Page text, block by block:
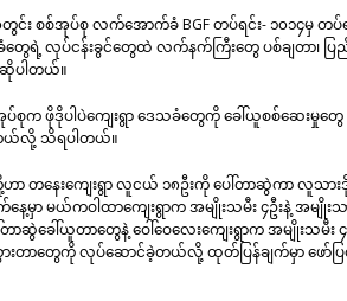
စစ်အုပ်စု လက်အောက်ခံ BGF တပ်ရင်း- ၁၀၁၄မှ တပ်ရ
တွေရဲ့ လုပ်ငန်းခွင်တွေထဲ လက်နက်ကြီးတွေ ပစ်ချတာ၊ ပ
ပါတယ်။
စုက ဖိုဒိုပါပဲကျေးရွာ ဒေသခံတွေကို ခေါ်ယူစစ်ဆေးမှုတွေ
တယ်လို့ သိရပါတယ်။
တနေးကျေးရွာ လူငယ် ၁၈ဦးကို ပေါ်တာဆွဲကာ လူသား
ေ့မှာ မယ်ကဝါထာကျေးရွာက အမျိုးသမီး ၄ဦးနဲ့ အမျိုးသ
ာဆွဲခေါ်ယူတာတွေနဲ့ ဝေါ်ဝေလေးကျေးရွာက အမျိုးသမီး ၄
တာတွေကို လုပ်ဆောင်ခဲ့တယ်လို့ ထုတ်ပြန်ချက်မှာ ဖော်ပြ